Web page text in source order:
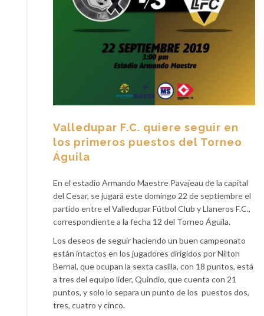
Valledupar F.C. quiere seguir en
los primeros puestos del Torneo
Águila
En el estadio Armando Maestre Pavajeau de la capital
del Cesar, se jugará este domingo 22 de septiembre el
partido entre el Valledupar Fútbol Club y Llaneros F.C.,
correspondiente a la fecha 12 del Torneo Águila.
Los deseos de seguir haciendo un buen campeonato
están intactos en los jugadores dirigidos por Nilton
Bernal, que ocupan la sexta casilla, con 18 puntos, está
a tres del equipo líder, Quindío, que cuenta con 21
puntos, y solo lo separa un punto de los puestos dos,
tres, cuatro y cinco.